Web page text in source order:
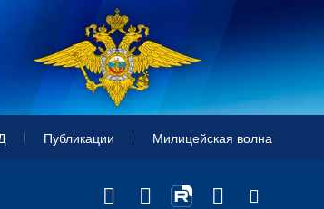
Публикации Милицейская волна